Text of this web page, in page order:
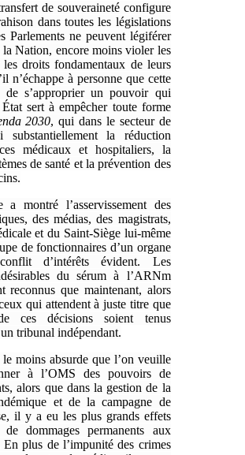
de souveraineté configure
dans toutes les législations
Parlements ne peuvent légiférer
la Nation, encore moins violer les
droits fondamentaux de leurs
n’échappe à personne que cette
de s’approprier un pouvoir qui
sert à empêcher toute forme
2030, qui dans le secteur de
la réduction
médicaux et hospitaliers, la
de santé et la prévention des
a montré l’asservissement des
des médias, des magistrats,
et du Saint-Siège lui-même
de fonctionnaires d’un organe
d’intérêts évident. Les
du sérum à l’ARNm
reconnus que maintenant, alors
qui attendent à juste titre que
ces décisions soient tenus
tribunal indépendant.
moins absurde que l’on veuille
à l’OMS des pouvoirs de
alors que dans la gestion de la
et de la campagne de
il y a eu les plus grands effets
dommages permanents aux
En plus de l’impunité des crimes